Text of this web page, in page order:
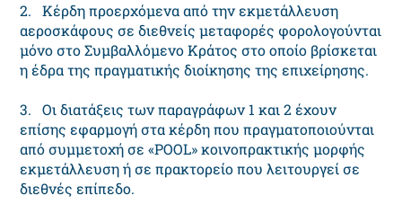
2. Κέρδη προερχόμενα από την εκμετάλλευση
αεροσκάφους σε διεθνείς μεταφορές φορολογούνται
μόνο στο Συμβαλλόμενο Κράτος στο οποίο βρίσκεται
η έδρα της πραγματικής διοίκησης της επιχείρησης.
3. Οι διατάξεις των παραγράφων 1 και 2 έχουν
επίσης εφαρμογή στα κέρδη που πραγματοποιούνται
από συμμετοχή σε «POOL» κοινοπρακτικής μορφής
εκμετάλλευση ή σε πρακτορείο που λειτουργεί σε
διεθνές επίπεδο.